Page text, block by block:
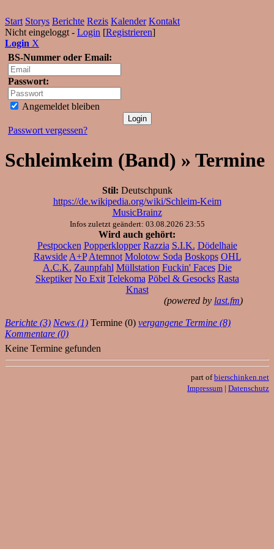
Start Storys Berichte Rezis Kalender Kontakt
Nicht eingeloggt - Login [Registrieren]
Login X
BS-Nummer oder Email:
Passwort:
Angemeldet bleiben
Passwort vergessen?
Schleimkeim (Band) » Termine
Stil: Deutschpunk
https://de.wikipedia.org/wiki/Schleim-Keim
MusicBrainz
Infos zuletzt geändert: 03.08.2026 23:55
Wird auch gehört:
Pestpocken Popperklopper Razzia S.I.K. Dödelhaie
Rawside A+P Atemnot Molotow Soda Boskops OHL
A.C.K. Zaunpfahl Müllstation Fuckin' Faces Die
Skeptiker No Exit Telekoma Pöbel & Gesocks Rasta
Knast
(powered by last.fm)
Berichte (3) News (1) Termine (0) vergangene Termine (8)
Kommentare (0)
Keine Termine gefunden
part ofbierschinken.net
Impressum | Datenschutz